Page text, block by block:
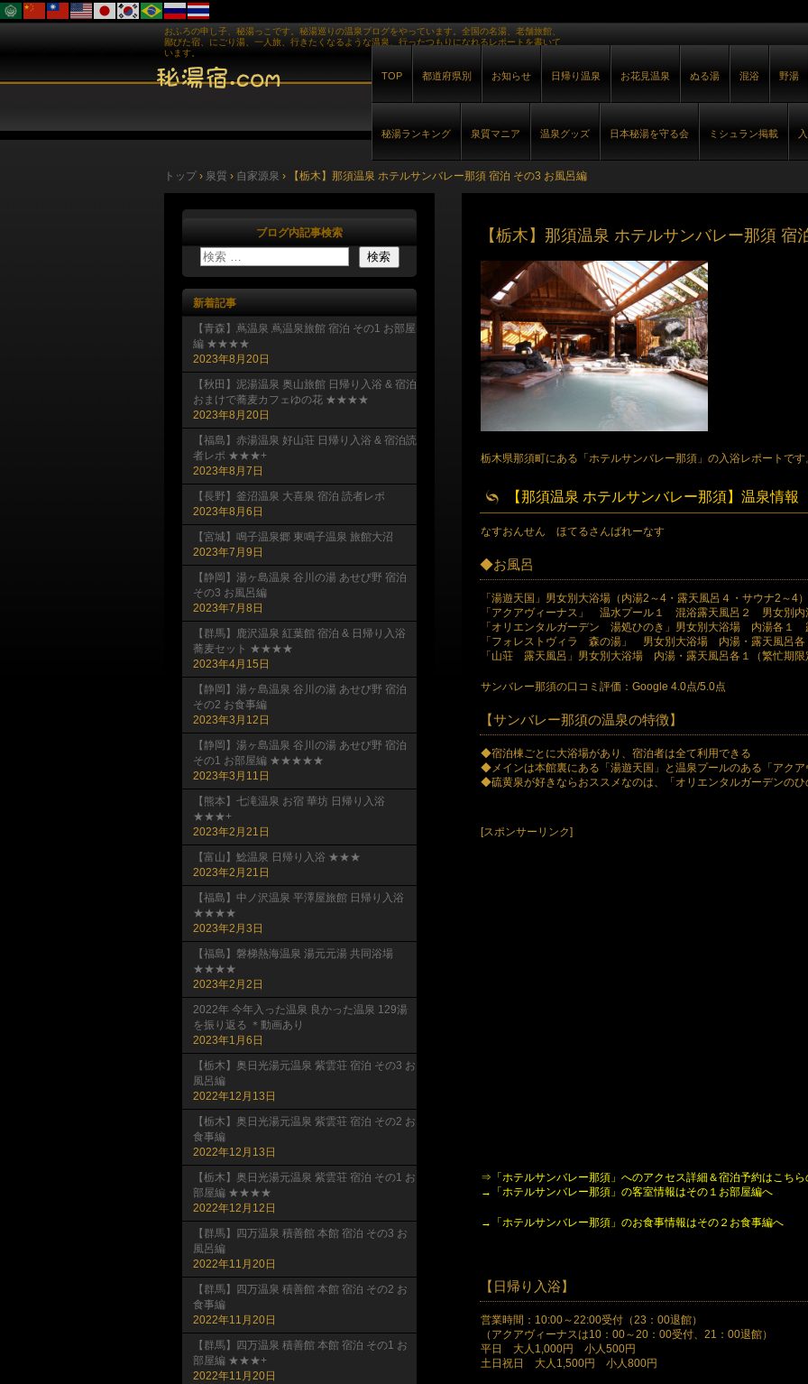
おふろの申し子、秘湯っこです。秘湯巡りの温泉ブログをやっています。全国の名湯、老舗旅館、
鄙びた宿、にごり湯、一人旅、行きたくなるような温泉、行ったつもりになれるレポートを書いて
います。
TOP 都道府県別 お知らせ 日帰り温泉 お花見温泉 ぬる湯 混浴 野湯
秘湯ランキング 泉質マニア 温泉グッズ 日本秘湯を守る会 ミシュラン掲載
トップ › 泉質 › 自家源泉 › 【栃木】那須温泉 ホテルサンバレー那須 宿泊 その3 お風呂編
【栃木】那須温泉 ホテルサンバレー那須 宿
栃木県那須町にある「ホテルサンバレー那須」の入浴レポートです
【那須温泉 ホテルサンバレー那須】温泉情報
なすおんせん ほてるさんばれーなす
◆お風呂
「湯遊天国」男女別大浴場（内湯2～4・露天風呂４・サウナ2～4）
「アクアヴィーナス」 温水プール１ 混浴露天風呂２ 男女別内
「オリエンタルガーデン 湯処ひのき」男女別大浴場 内湯各１
「フォレストヴィラ 森の湯」 男女別大浴場 内湯・露天風呂各
「山荘 露天風呂」男女別大浴場 内湯・露天風呂各１（繁忙期限
サンバレー那須の口コミ評価：Google 4.0点/5.0点
【サンバレー那須の温泉の特徴】
◆宿泊棟ごとに大浴場があり、宿泊者は全て利用できる
◆メインは本館裏にある「湯遊天国」と温泉プールのある「アクア
◆硫黄泉が好きならおススメなのは、「オリエンタルガーデンのひ
[スポンサーリンク]
⇒「ホテルサンバレー那須」へのアクセス詳細＆宿泊予約はこちら
→「ホテルサンバレー那須」の客室情報はその１お部屋編へ
→「ホテルサンバレー那須」のお食事情報はその２お食事編へ
【日帰り入浴】
営業時間：10:00～22:00受付（23：00退館）
（アクアヴィーナスは10：00～20：00受付、21：00退館）
平日 大人1,000円 小人500円
土日祝日 大人1,500円 小人800円
ブログ内記事検索
新着記事
【青森】蔦温泉 蔦温泉旅館 宿泊 その1 お部屋
編 ★★★★
2023年8月20日
【秋田】泥湯温泉 奥山旅館 日帰り入浴 & 宿泊
おまけで蕎麦カフェゆの花 ★★★★
2023年8月20日
【福島】赤湯温泉 好山荘 日帰り入浴 & 宿泊読
者レポ ★★★+
2023年8月7日
【長野】釜沼温泉 大喜泉 宿泊 読者レポ
2023年8月6日
【宮城】鳴子温泉郷 東鳴子温泉 旅館大沼
2023年7月9日
【静岡】湯ヶ島温泉 谷川の湯 あせび野 宿泊
その3 お風呂編
2023年7月8日
【群馬】鹿沢温泉 紅葉館 宿泊 & 日帰り入浴
蕎麦セット ★★★★
2023年4月15日
【静岡】湯ヶ島温泉 谷川の湯 あせび野 宿泊
その2 お食事編
2023年3月12日
【静岡】湯ヶ島温泉 谷川の湯 あせび野 宿泊
その1 お部屋編 ★★★★★
2023年3月11日
【熊本】七滝温泉 お宿 華坊 日帰り入浴
★★★+
2023年2月21日
【富山】鯰温泉 日帰り入浴 ★★★
2023年2月21日
【福島】中ノ沢温泉 平澤屋旅館 日帰り入浴
★★★★
2023年2月3日
【福島】磐梯熱海温泉 湯元元湯 共同浴場
★★★★
2023年2月2日
2022年 今年入った温泉 良かった温泉 129湯
を振り返る ＊動画あり
2023年1月6日
【栃木】奥日光湯元温泉 紫雲荘 宿泊 その3 お
風呂編
2022年12月13日
【栃木】奥日光湯元温泉 紫雲荘 宿泊 その2 お
食事編
2022年12月13日
【栃木】奥日光湯元温泉 紫雲荘 宿泊 その1 お
部屋編 ★★★★
2022年12月12日
【群馬】四万温泉 積善館 本館 宿泊 その3 お
風呂編
2022年11月20日
【群馬】四万温泉 積善館 本館 宿泊 その2 お
食事編
2022年11月20日
【群馬】四万温泉 積善館 本館 宿泊 その1 お
部屋編 ★★★+
2022年11月20日